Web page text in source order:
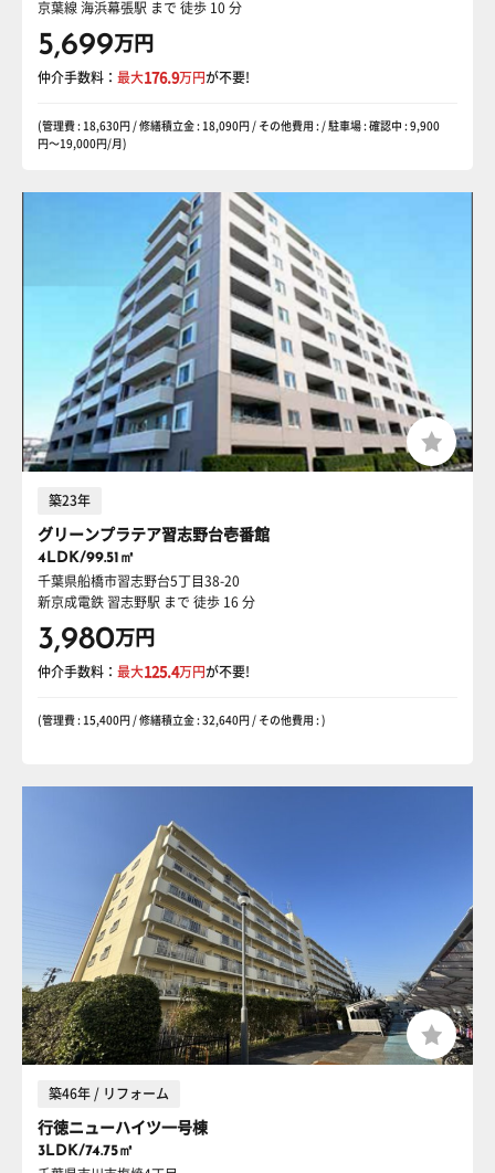
京葉線 海浜幕張駅 まで 徒歩 10 分
5,699万円
仲介手数料： 最大176.9万円が不要!
(管理費 : 18,630円 / 修繕積立金 : 18,090円 / その他費用 : / 駐車場 : 確認中 : 9,900
円〜19,000円/月)
築23年
グリーンプラテア習志野台壱番館
4LDK/99.51㎡
千葉県船橋市習志野台5丁目38-20
新京成電鉄 習志野駅 まで 徒歩 16 分
3,980万円
仲介手数料： 最大125.4万円が不要!
(管理費 : 15,400円 / 修繕積立金 : 32,640円 / その他費用 : )
築46年 / リフォーム
行徳ニューハイツ一号棟
3LDK/74.75㎡